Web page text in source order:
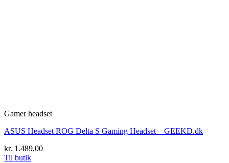
Gamer headset
ASUS Headset ROG Delta S Gaming Headset – GEEKD.dk
kr. 1.489,00
Til butik